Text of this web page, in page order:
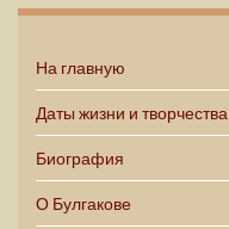
На главную
Даты жизни и творчества
Биография
О Булгакове